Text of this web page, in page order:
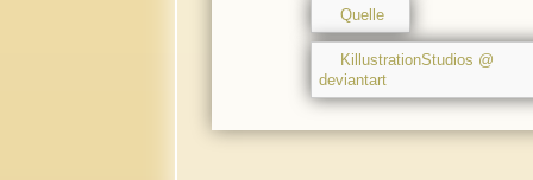
Quelle
KillustrationStudios @
deviantart